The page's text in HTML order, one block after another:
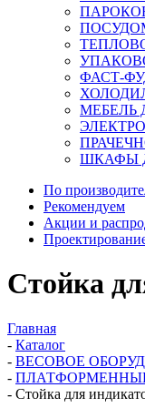
ФАСТ-
МЕБЕЛЬ
ШКАФЫ
По
Рекомендуем
Акции и
Стойка
Главная
- Каталог
- ВЕСОВОЕ
-
- Стойка для